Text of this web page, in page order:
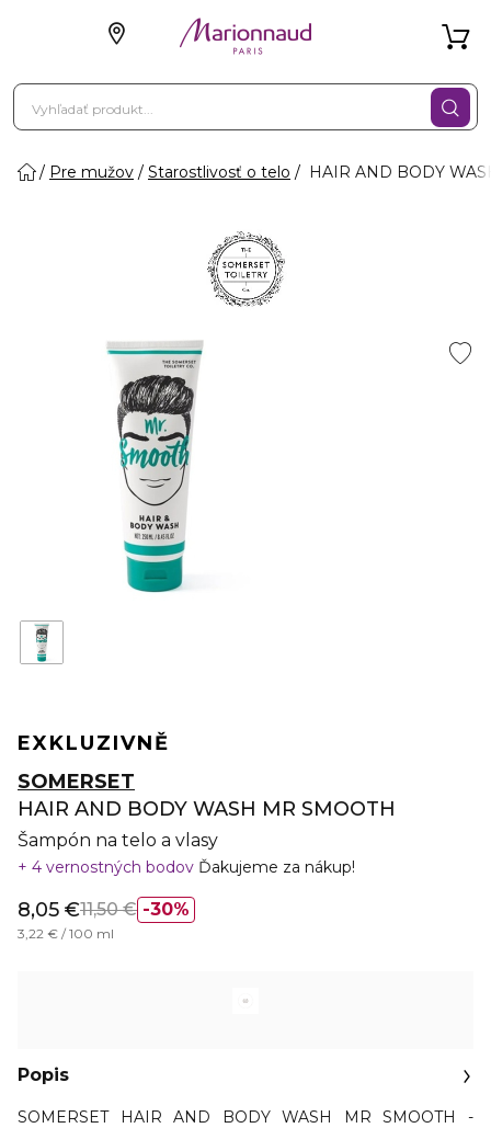
Pre mužov Starostlivosť o telo HAIR AND BODY
EXKLUZIVNĚ
SOMERSET
HAIR AND BODY WASH MR SMOOTH
Šampón na telo a vlasy
4 vernostných bodov Ďakujeme za nákup!
30%
8,05 €11,50 €
3,22 € / 100 ml
Popis
SOMERSET HAIR AND BODY WASH MR SMOOTH -